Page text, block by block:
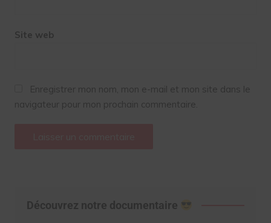
Site web
Enregistrer mon nom, mon e-mail et mon site dans le
navigateur pour mon prochain commentaire.
Découvrez notre documentaire